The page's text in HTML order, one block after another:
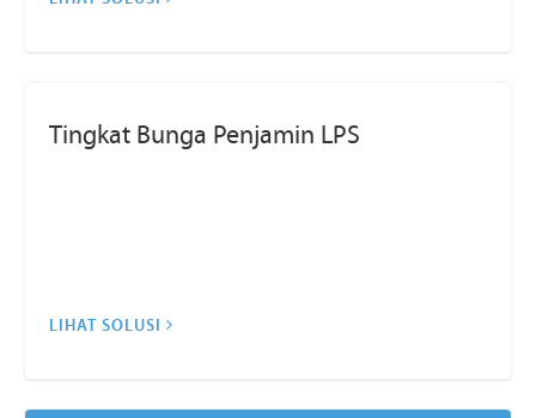
Tingkat Bunga Penjamin LPS
LIHAT SOLUSI